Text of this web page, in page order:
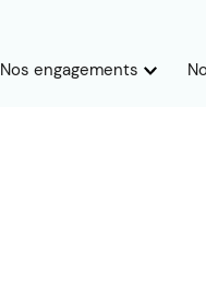
Nos engagements